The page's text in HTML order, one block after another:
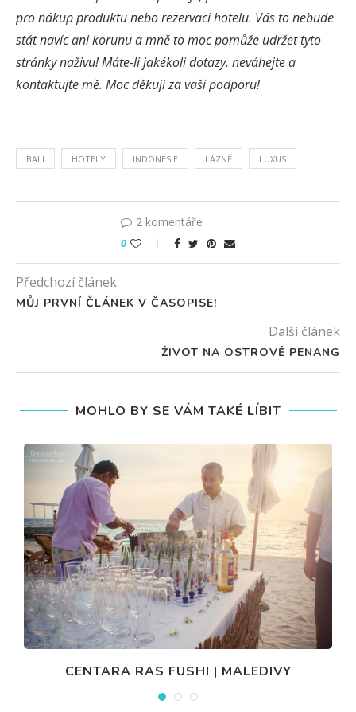
pro nákup produktu nebo rezervaci hotelu. Vás to nebude
stát navíc ani korunu a mně to moc pomůže udržet tyto
stránky naživu! Máte-li jakékoli dotazy, neváhejte a
kontaktujte mě. Moc děkuji za vaši podporu!
BALI HOTELY INDONÉSIE LÁZNĚ LUXUS
2 komentáře
0
Předchozí článek
MŮJ PRVNÍ ČLÁNEK V ČASOPISE!
Další článek
ŽIVOT NA OSTROVĚ PENANG
MOHLO BY SE VÁM TAKÉ LÍBIT
CENTARA RAS FUSHI | MALEDIVY